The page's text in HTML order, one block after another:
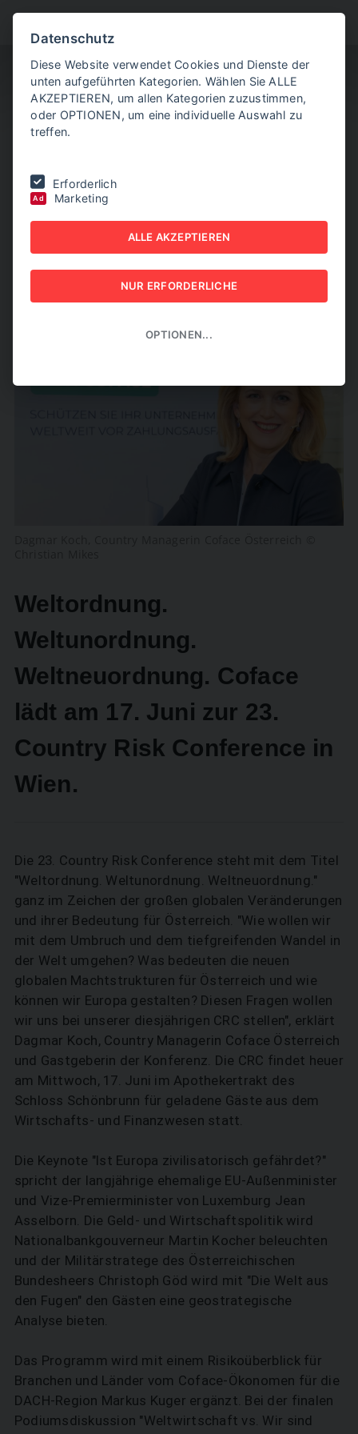
COFACE COUNTRY RISK
CONFERENCE
11. JUNI 2026
Weltordnung.
Weltunordnung.
Weltneuordnung. Coface
lädt am 17. Juni zur 23.
Country Risk Conference in
Wien.
Die 23. Country Risk Conference steht mit dem Titel
"Weltordnung. Weltunordnung. Weltneuordnung."
ganz im Zeichen der großen globalen Veränderungen
und ihrer Bedeutung für Österreich. "Wie wollen wir
mit dem Umbruch und dem tiefgreifenden Wandel in
der Welt umgehen? Was bedeuten die neuen
globalen Machtstrukturen für Österreich und wie
können wir Europa gestalten? Diesen Fragen wollen
wir uns bei unserer diesjährigen CRC stellen", erklärt
Dagmar Koch, Country Managerin Coface Österreich
und Gastgeberin der Konferenz. Die CRC findet heuer
am Mittwoch, 17. Juni im Apothekertrakt des
Schloss Schönbrunn für geladene Gäste aus dem
Wirtschafts- und Finanzwesen statt.
Die Keynote "Ist Europa zivilisatorisch gefährdet?"
spricht der langjährige ehemalige EU-Außenminister
und Vize-Premierminister von Luxemburg Jean
Asselborn. Die Geld- und Wirtschaftspolitik wird
Nationalbankgouverneur Martin Kocher beleuchten
und der Militärstratege des Österreichischen
Bundesheers Christoph Göd wird mit "Die Welt aus
den Fugen" den Gästen eine geostrategische
Analyse bieten.
Das Programm wird mit einem Risikoüberblick für
Branchen und Länder vom Coface-Ökonomen für die
DACH-Region Markus Kuger ergänzt. Bei der finalen
Podiumsdiskussion "Weltwirtschaft vs. Wir sind
Datenschutz
Diese Website verwendet Cookies und Dienste der
unten aufgeführten Kategorien. Wählen Sie ALLE
AKZEPTIEREN, um allen Kategorien zuzustimmen,
oder OPTIONEN, um eine individuelle Auswahl zu
treffen.
Erforderlich
Ad Marketing
ALLE AKZEPTIEREN
NUR ERFORDERLICHE
OPTIONEN...